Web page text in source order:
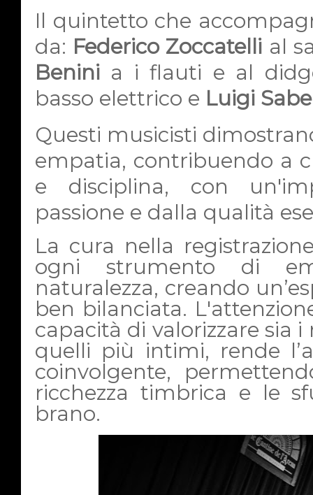
Il quintetto che
da: Federico Zoccatelli al
Benini a i flauti e al
basso elettrico e Luigi
Questi musicisti
empatia, contribuendo a
e disciplina, con
passione e dalla qualità
La cura nella
ogni strumento di
naturalezza, creando
ben bilanciata.
capacità di valorizzare sia
quelli più intimi, rende
coinvolgente,
ricchezza timbrica e le
brano.